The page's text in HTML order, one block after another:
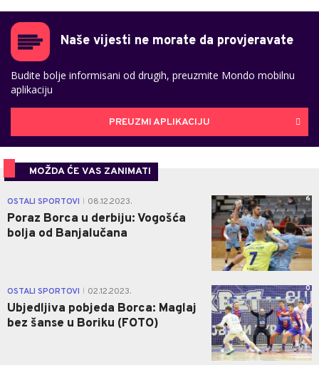
Naše vijesti ne morate da provjeravate
Budite bolje informisani od drugih, preuzmite Mondo mobilnu
aplikaciju
PREUZMI APLIKACIJU
MOŽDA ĆE VAS ZANIMATI
OSTALI SPORTOVI 08.12.2023.
Poraz Borca u derbiju: Vogošća
bolja od Banjalučana
6
OSTALI SPORTOVI 02.12.2023.
Ubjedljiva pobjeda Borca: Maglaj
bez šanse u Boriku (FOTO)
0